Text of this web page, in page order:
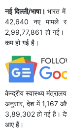
नई दिल्ली/भाषा। भारत
42,640 नए मामले
2,99,77,861 हो गई।
कम हो गई है।
केन्द्रीय स्वास्थ्य
अनुसार, देश में 1,167
3,89,302 हो गई है।
आए हैं।